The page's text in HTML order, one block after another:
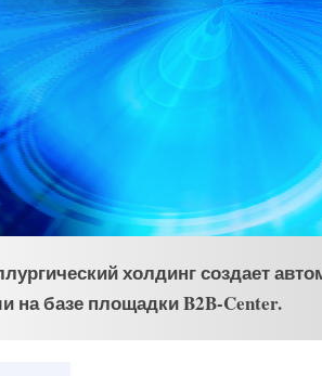
холдинг создает
на базе площадки B2B-Center.